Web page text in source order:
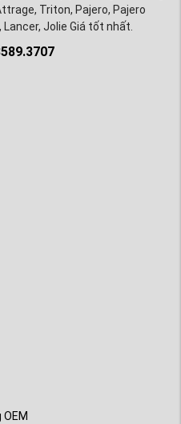
Triton, Pajero, Pajero
Jolie Giá tốt nhất.